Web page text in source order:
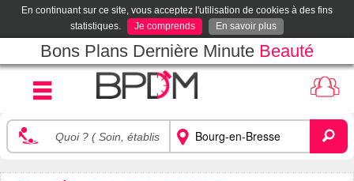
En continuant sur ce site, vous acceptez l'utilisation de cookies à des fins
statistiques.
Je comprends En savoir plus
Bons Plans Dernière Minute Beauté